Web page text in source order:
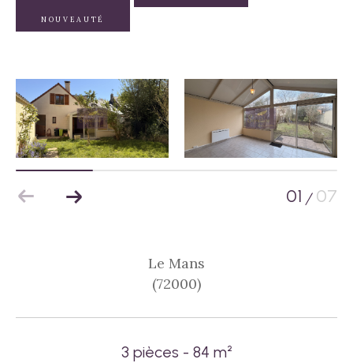
NOUVEAUTÉ
01 / 07
Le Mans
(72000)
3 pièces - 84 m²